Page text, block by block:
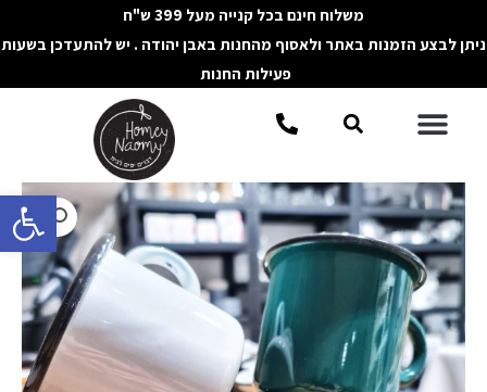
פתח
לתוכן
משלוח חינם בכל קנייה מעל 399 ש"ח
ניתן לבצע הזמנות באתר ולאסוף מהחנות באבן יהודה . יש להתעדכן בשעות
פעילות החנות
תפריטחיפוש
כמות
של
ספל
אמייל
גבוה